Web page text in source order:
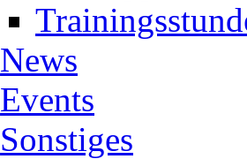
News
Events
Sonstiges